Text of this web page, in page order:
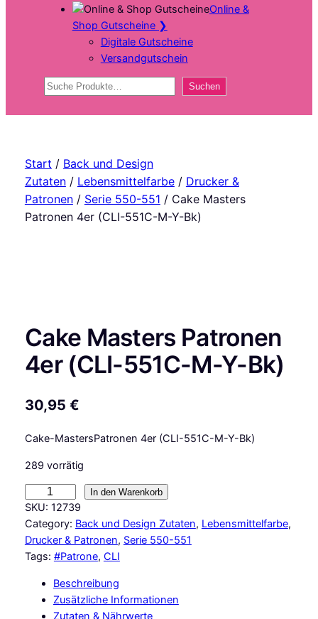
Online &
Shop Gutscheine ❯
Digitale Gutscheine
Versandgutschein
Suchen Suchen
Start / Back und Design
Zutaten/ Lebensmittelfarbe/ Drucker &
Patronen/ Serie 550-551 / Cake Masters
Patronen 4er (CLI-551C-M-Y-Bk)
Cake Masters Patronen
4er (CLI-551C-M-Y-Bk)
30,95 €
Cake-MastersPatronen 4er (CLI-551C-M-Y-Bk)
289 vorrätig
a
k
e
M
In den Warenkorb
SKU: 12739
Category: Back und Design Zutaten, Lebensmittelfarbe
Drucker & Patronen, Serie 550-551
Tags: #Patrone, CLI
Beschreibung
Zusätzliche Informationen
Zutaten & Nährwerte